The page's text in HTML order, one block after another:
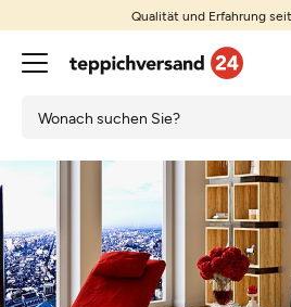
Qualität und Erfahrung